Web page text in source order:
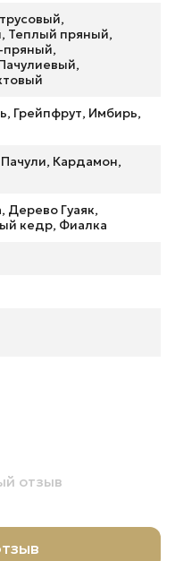
Теплый пряный,
Грейпфрут, Имбирь,
Кардамон,
Дерево Гуаяк,
кедр, Фиалка
отзыв